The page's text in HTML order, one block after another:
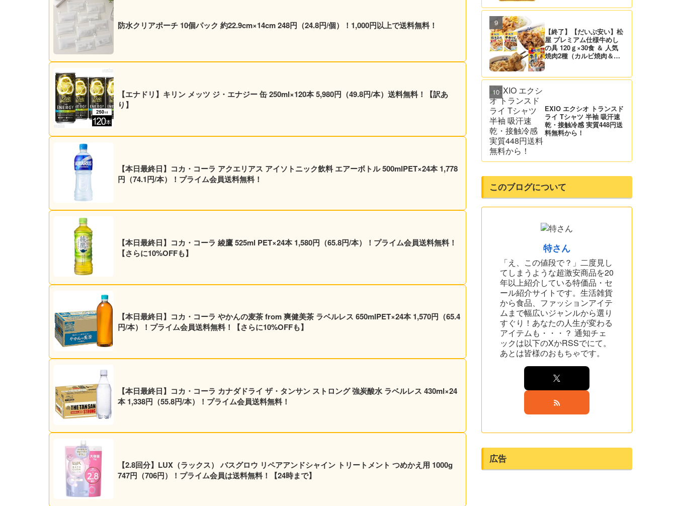
防水クリアポーチ 10個パック 約22.9cm×14cm 248円（24.8円/個）！1,000円以上で送料無料！
【エナドリ】キリン メッツ ジ・エナジー 缶 250ml×120本 5,980円（49.8円/本）送料無料！【訳あ
り】
【本日最終日】コカ・コーラ アクエリアス アイソトニック飲料 エアーボトル 500mlPET×24本 1,778
円（74.1円/本）！プライム会員送料無料！
【本日最終日】コカ・コーラ 綾鷹 525ml PET×24本 1,580円（65.8円/本）！プライム会員送料無料！
【さらに10%OFFも】
【本日最終日】コカ・コーラ やかんの麦茶 from 爽健美茶 ラベルレス 650mlPET×24本 1,570円（65.4
円/本）！プライム会員送料無料！【さらに10%OFFも】
【本日最終日】コカ・コーラ カナダドライ ザ・タンサン ストロング 強炭酸水 ラベルレス 430ml×24
本 1,338円（55.8円/本）！プライム会員送料無料！
【2.8回分】LUX（ラックス） バスグロウ リペアアンドシャイン トリートメント つめかえ用 1000g
747円（706円）！プライム会員は送料無料！【24時まで】
【終了】【だいぶ安い】松
屋 プレミアム仕様牛めし
の具 120ｇ×30食 ＆ 人気
焼肉2種（カルビ焼肉＆生
料！
EXIO エクシオ トランスド
ライ Tシャツ 半袖 吸汗速
乾・接触冷感 実質448円送
料無料から！
このブログについて
特さん
「え、この値段で？」二度見し
てしまうような超激安商品を20
年以上紹介している特価品・セ
ール紹介サイトです。生活雑貨
から食品、ファッションアイテ
ムまで幅広いジャンルから選り
すぐり！あなたの人生が変わる
アイテムも・・・？ 通知チェ
ックは以下のXかRSSでにて。
あとは皆様のおもちゃです。
広告